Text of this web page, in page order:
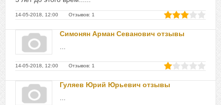
14-05-2018, 12:00 Отзывов: 1
Симонян Арман Севанович отзывы
14-05-2018, 12:00 Отзывов: 1
Гуляев Юрий Юрьевич отзывы